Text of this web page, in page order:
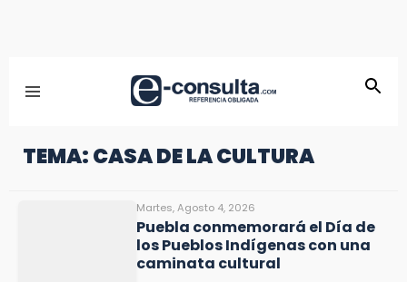
TEMA: CASA DE LA CULTURA
Martes, Agosto 4, 2026
Puebla conmemorará el Día de
los Pueblos Indígenas con una
caminata cultural